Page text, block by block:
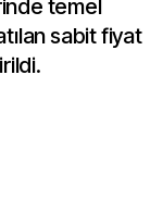
temel
sabit fiyat